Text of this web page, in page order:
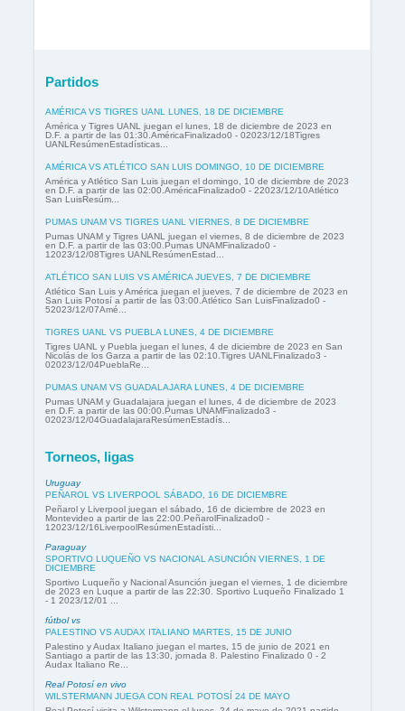
Partidos
AMÉRICA VS TIGRES UANL LUNES, 18 DE DICIEMBRE
América y Tigres UANL juegan el lunes, 18 de diciembre de 2023 en
D.F. a partir de las 01:30.AméricaFinalizado0 - 02023/12/18Tigres
UANLResúmenEstadísticas...
AMÉRICA VS ATLÉTICO SAN LUIS DOMINGO, 10 DE DICIEMBRE
América y Atlético San Luis juegan el domingo, 10 de diciembre de 2023
en D.F. a partir de las 02:00.AméricaFinalizado0 - 22023/12/10Atlético
San LuisResúm...
PUMAS UNAM VS TIGRES UANL VIERNES, 8 DE DICIEMBRE
Pumas UNAM y Tigres UANL juegan el viernes, 8 de diciembre de 2023
en D.F. a partir de las 03:00.Pumas UNAMFinalizado0 -
12023/12/08Tigres UANLResúmenEstad...
ATLÉTICO SAN LUIS VS AMÉRICA JUEVES, 7 DE DICIEMBRE
Atlético San Luis y América juegan el jueves, 7 de diciembre de 2023 en
San Luis Potosí a partir de las 03:00.Atlético San LuisFinalizado0 -
52023/12/07Amé...
TIGRES UANL VS PUEBLA LUNES, 4 DE DICIEMBRE
Tigres UANL y Puebla juegan el lunes, 4 de diciembre de 2023 en San
Nicolás de los Garza a partir de las 02:10.Tigres UANLFinalizado3 -
02023/12/04PueblaRe...
PUMAS UNAM VS GUADALAJARA LUNES, 4 DE DICIEMBRE
Pumas UNAM y Guadalajara juegan el lunes, 4 de diciembre de 2023
en D.F. a partir de las 00:00.Pumas UNAMFinalizado3 -
02023/12/04GuadalajaraResúmenEstadís...
Torneos, ligas
Uruguay
PEÑAROL VS LIVERPOOL SÁBADO, 16 DE DICIEMBRE
Peñarol y Liverpool juegan el sábado, 16 de diciembre de 2023 en
Montevideo a partir de las 22:00.PeñarolFinalizado0 -
12023/12/16LiverpoolResúmenEstadísti...
Paraguay
SPORTIVO LUQUEÑO VS NACIONAL ASUNCIÓN VIERNES, 1 DE
DICIEMBRE
Sportivo Luqueño y Nacional Asunción juegan el viernes, 1 de diciembre
de 2023 en Luque a partir de las 22:30. Sportivo Luqueño Finalizado 1
- 1 2023/12/01 ...
fútbol vs
PALESTINO VS AUDAX ITALIANO MARTES, 15 DE JUNIO
Palestino y Audax Italiano juegan el martes, 15 de junio de 2021 en
Santiago a partir de las 13:30, jornada 8. Palestino Finalizado 0 - 2
Audax Italiano Re...
Real Potosí en vivo
WILSTERMANN JUEGA CON REAL POTOSÍ 24 DE MAYO